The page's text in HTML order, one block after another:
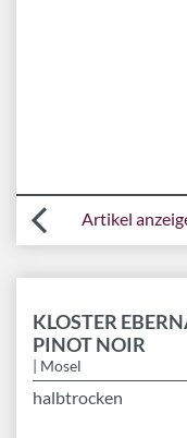
Artikel
KLOSTER
PINOT NOIR
| Mosel
halbtrocken